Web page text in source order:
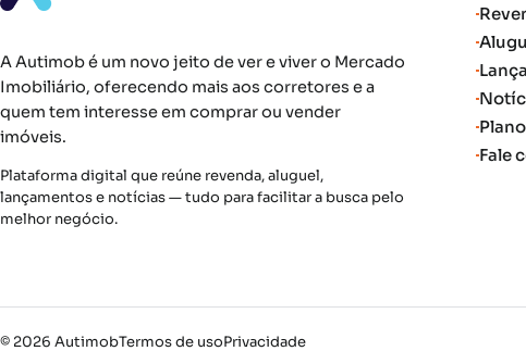
A Autimob é um novo jeito de ver e viver o Mercado
Imobiliário, oferecendo mais aos corretores e a
quem tem interesse em comprar ou vender
imóveis.
Plataforma digital que reúne revenda, aluguel,
lançamentos e notícias — tudo para facilitar a busca pelo
melhor negócio.
Fale
© 2026 AutimobTermos de usoPrivacidade